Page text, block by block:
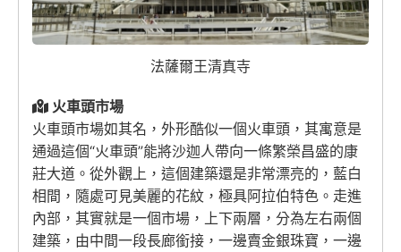
法薩爾王清真寺
火車頭市場
火車頭市場如其名，外形酷似一個火車頭，其寓意是
通過這個“火車頭”能將沙迦人帶向一條繁榮昌盛的康
莊大道。從外觀上，這個建築還是非常漂亮的，藍白
相間，隨處可見美麗的花紋，極具阿拉伯特色。走進
內部，其實就是一個市場，上下兩層，分為左右兩個
建築，由中間一段長廊銜接，一邊賣金銀珠寶，一邊